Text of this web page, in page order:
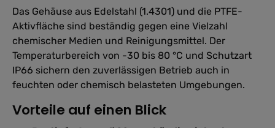
Das Gehäuse aus Edelstahl (1.4301) und die PTFE-
Aktivfläche sind beständig gegen eine Vielzahl
chemischer Medien und Reinigungsmittel. Der
Temperaturbereich von -30 bis 80 °C und Schutzart
IP66 sichern den zuverlässigen Betrieb auch in
feuchten oder chemisch belasteten Umgebungen.
Vorteile auf einen Blick